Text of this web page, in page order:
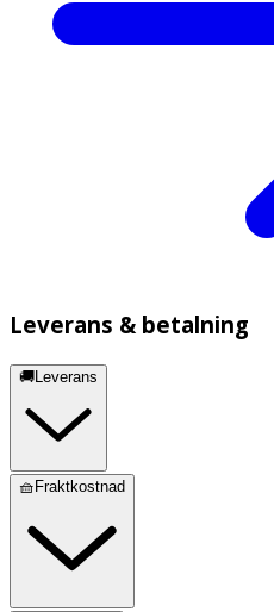
Leverans & betalning
🚚Leverans
🧺Fraktkostnad